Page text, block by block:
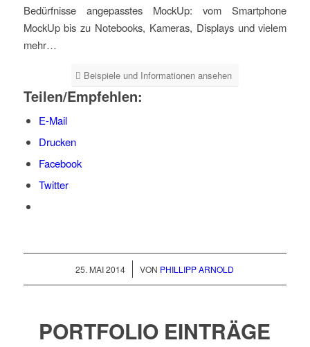
Bedürfnisse angepasstes MockUp: vom Smartphone
MockUp bis zu Notebooks, Kameras, Displays und vielem
mehr…
Beispiele und Informationen ansehen
Teilen/Empfehlen:
E-Mail
Drucken
Facebook
Twitter
25. MAI 2014
/ VON PHILLIPP ARNOLD
PORTFOLIO EINTRÄGE